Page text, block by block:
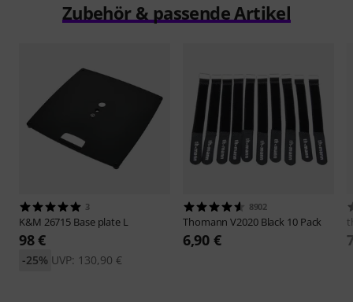
Zubehör & passende Artikel
3
K&M 26715 Base plate L
98 €
UVP: 130,90 €
-25%
8902
ThomannV2020 Black 10 Pack
6,90 €